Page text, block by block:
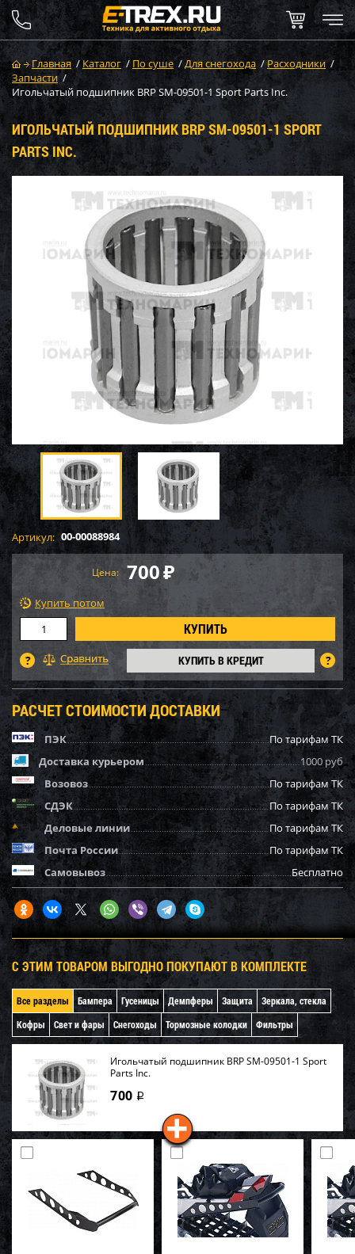
Главная / Каталог / По суше /Для снегохода /Расходники /
Запчасти /
Игольчатый подшипник BRP SM-09501-1 Sport Parts Inc.
ИГОЛЬЧАТЫЙ ПОДШИПНИК BRP SM-09501-1 SPORT
PARTS INC.
Артикул: 00-00088984
Цена: 700₽
Купить потом
КУПИТЬ В КРЕДИТ
РАСЧЕТ СТОИМОСТИ ДОСТАВКИ
ПЭК
По тарифам ТК
Доставка курьером
1000 руб
Возовоз
По тарифам ТК
СДЭК
По тарифам ТК
Деловые линии
По тарифам ТК
Почта России
По тарифам ТК
Самовывоз
Бесплатно
С ЭТИМ ТОВАРОМ ВЫГОДНО ПОКУПАЮТ В КОМПЛЕКТЕ
Все разделы Бампера Гусеницы Демпферы Защита
Зеркала, стекла
Кофры
Свет и фары Снегоходы Тормозные колодки Фильтры
Игольчатый подшипник BRP SM-09501-1 Sport
Parts Inc.
700 i